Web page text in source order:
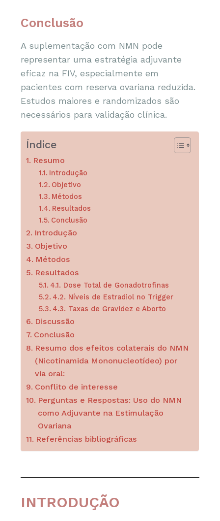
Conclusão
A suplementação com NMN pode
representar uma estratégia adjuvante
eficaz na FIV, especialmente em
pacientes com reserva ovariana reduzida.
Estudos maiores e randomizados são
necessários para validação clínica.
Índice
Resumo
Introdução
Objetivo
Métodos
Resultados
Conclusão
Introdução
Objetivo
Métodos
Resultados
4.1. Dose Total de Gonadotrofinas
4.2. Níveis de Estradiol no Trigger
4.3. Taxas de Gravidez e Aborto
Discussão
Conclusão
Resumo dos efeitos colaterais do NMN
(Nicotinamida Mononucleotídeo) por
via oral:
Conflito de interesse
Perguntas e Respostas: Uso do NMN
como Adjuvante na Estimulação
Ovariana
Referências bibliográficas
INTRODUÇÃO